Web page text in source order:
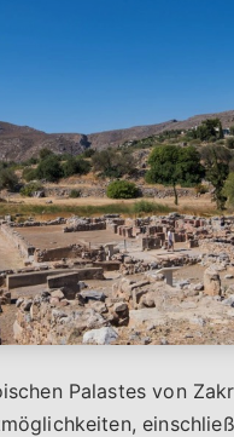
Palastes von